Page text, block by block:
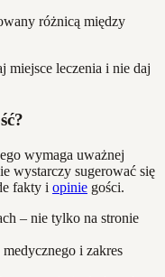
leczenia i nie daj
wymaga uważnej
wystarczy sugerować się
fakty i opinie gości.
– nie tylko na stronie
i zakres